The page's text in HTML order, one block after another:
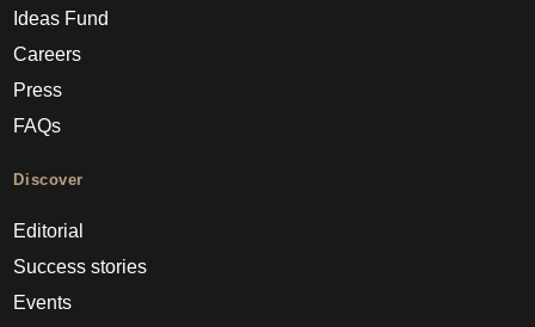
Ideas Fund
Careers
Press
FAQs
Discover
Editorial
Success stories
Events